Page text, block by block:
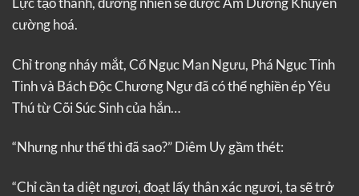
cường hoá.
Chỉ trong nháy mắt, Cổ Ngục Man Ngưu, Phá Ngục Tinh
Tinh và Bách Độc Chương Ngư đã có thể nghiền ép Yêu
Thú từ Cõi Súc Sinh của hắn…
“Nhưng như thế thì đã sao?” Diêm Uy gầm thét:
“Chỉ cần ta diệt ngươi, đoạt lấy thân xác ngươi, ta sẽ trở